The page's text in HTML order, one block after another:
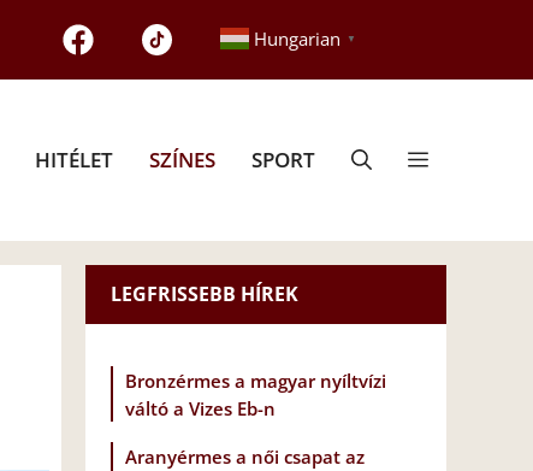
Hungarian ▼
HITÉLET SZÍNES SPORT
LEGFRISSEBB HÍREK
Bronzérmes a magyar nyíltvízi
váltó a Vizes Eb-n
Aranyérmes a női csapat az